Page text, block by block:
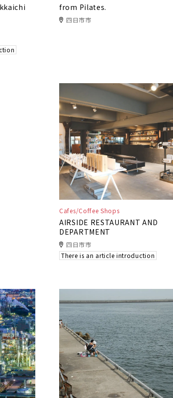
from Pilates.
四日市市
Cafes/Coffee Shops
AIRSIDE RESTAURANT AND
DEPARTMENT
四日市市
There is an article introduction